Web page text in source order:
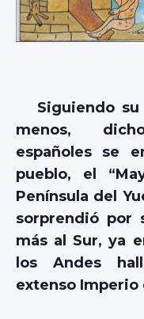
Siguiendo su
menos,
españoles se
pueblo, el
Península del
sorprendió por
más al Sur, ya
los Andes
extenso Imperio